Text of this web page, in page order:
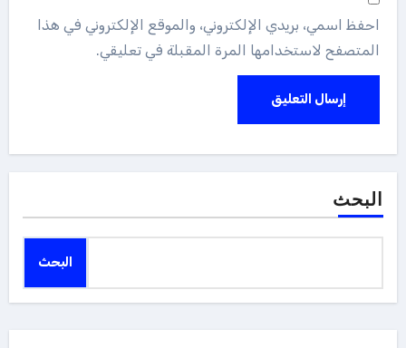
احفظ اسمي، بريدي الإلكتروني، والموقع الإلكتروني في هذا
المتصفح لاستخدامها المرة المقبلة في تعليقي.
البحث
البحث